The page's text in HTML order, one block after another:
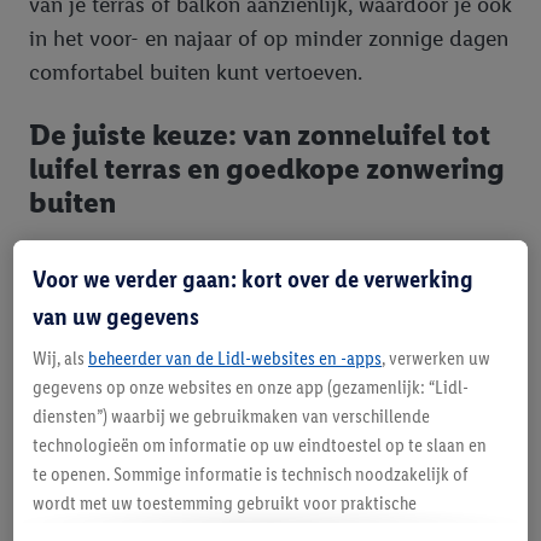
in het voor- en najaar of op minder zonnige dagen
comfortabel buiten kunt vertoeven.
De juiste keuze: van zonneluifel tot
luifel terras en goedkope zonwering
buiten
Het kiezen van de juiste zonwering en
windschermen hangt af van je specifieke
behoeften en de kenmerken van je buitenruimte.
Denk na over de grootte van de plek die je wilt
beschermen, de hoeveelheid zon die er valt en de
mate van wind die je wilt blokkeren. Zoek je een
brede overkapping voor je hele terras, dan is een
ruime zonneluifel wellicht de beste keuze. Voor
Voor we verder gaan: kort over de verwerking
van uw gegevens
Wij, als beheerder van de Lidl-websites en -apps, verwerken uw
gegevens op onze websites en onze app (gezamenlijk: “Lidl-
diensten”) waarbij we gebruikmaken van verschillende
technologieën om informatie op uw eindtoestel op te slaan en
te openen. Sommige informatie is technisch noodzakelijk of
wordt met uw toestemming gebruikt voor praktische